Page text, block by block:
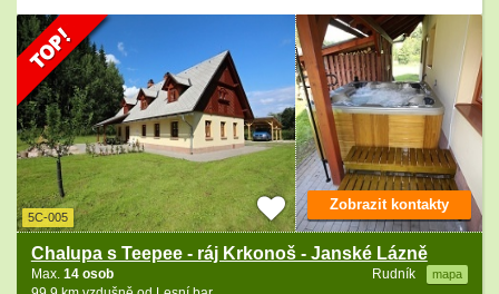
5C-005
Chalupa s Teepee - ráj Krkonoš - Janské Lázně
Rudník mapa
Max. 14 osob
Zobrazit kontakty